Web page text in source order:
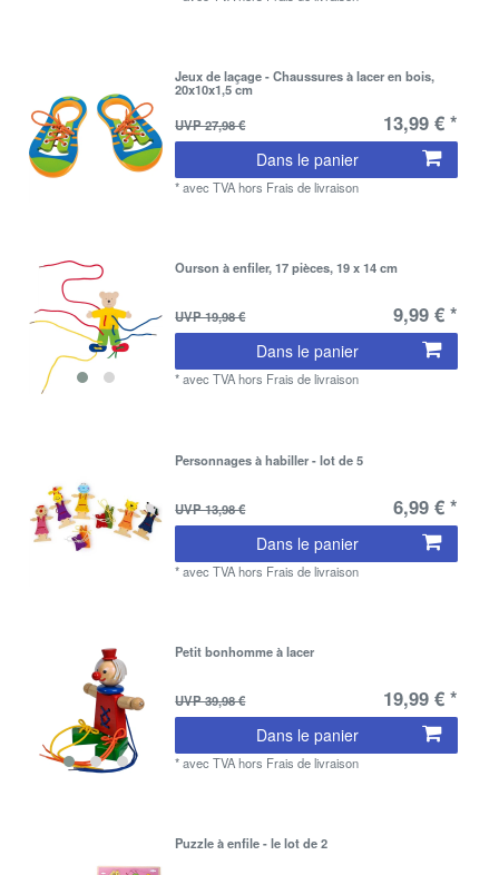
Jeux de laçage - Chaussures à lacer en bois,
20x10x1,5 cm
UVP 27,98 €
13,99 € *
Dans le panier
*avec TVAhors Frais de livraison
Ourson à enfiler, 17 pièces, 19 x 14 cm
UVP 19,98 € 9,99 € *
Dans le panier
*avec TVAhors Frais de livraison
Personnages à habiller - lot de 5
UVP 13,98 € 6,99 € *
Dans le panier
*avec TVAhors Frais de livraison
Petit bonhomme à lacer
UVP 39,98 € 19,99 € *
Dans le panier
*avec TVAhors Frais de livraison
Puzzle à enfile - le lot de 2